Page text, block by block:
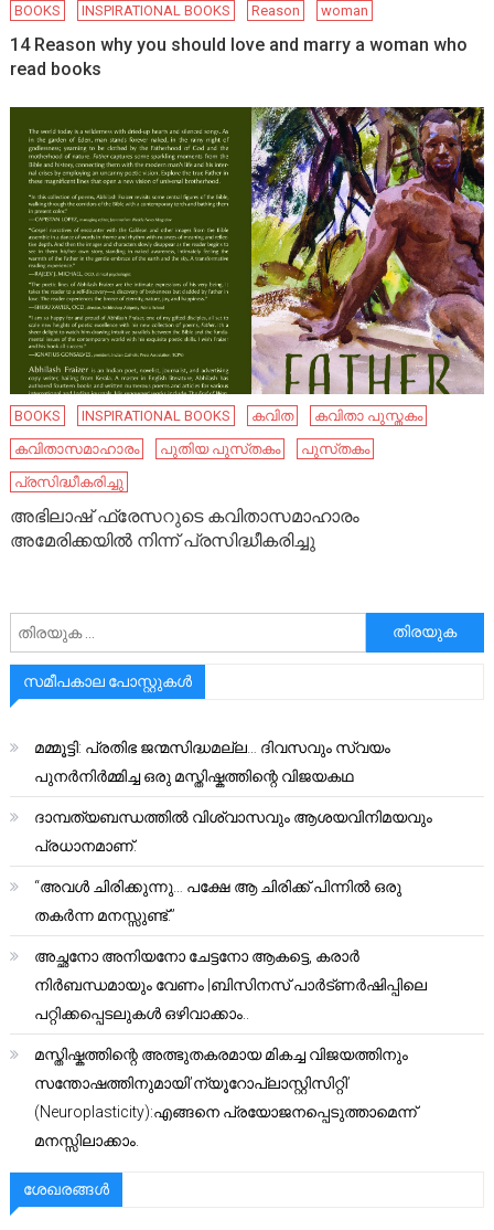
BOOKS INSPIRATIONAL BOOKS Reason woman
14 Reason why you should love and marry a woman who
read books
BOOKS INSPIRATIONAL BOOKS കവിത
കവിതാ പുസ്തകം
കവിതാസമാഹാരം
പുതിയ പുസ്‌തകം
പുസ്‌തകം
പ്രസിദ്ധീകരിച്ചു
അഭിലാഷ് ഫ്രേസറുടെ കവിതാസമാഹാരം
അമേരിക്കയിൽ നിന്ന് പ്രസിദ്ധീകരിച്ചു
അനേഷിക്കുക
സമീപകാല പോസ്റ്റുകൾ
മമ്മൂട്ടി: പ്രതിഭ ജന്മസിദ്ധമല്ല… ദിവസവും സ്വയം
പുനർനിർമ്മിച്ച ഒരു മസ്തിഷ്കത്തിന്റെ വിജയകഥ
ദാമ്പത്യബന്ധത്തിൽ വിശ്വാസവും ആശയവിനിമയവും
പ്രധാനമാണ്.
“അവൾ ചിരിക്കുന്നു… പക്ഷേ ആ ചിരിക്ക് പിന്നിൽ ഒരു
തകർന്ന മനസ്സുണ്ട്.”
അച്ഛനോ അനിയനോ ചേട്ടനോ ആകട്ടെ, കരാർ
നിർബന്ധമായും വേണം |ബിസിനസ് പാർട്ണർഷിപ്പിലെ
പറ്റിക്കപ്പെടലുകൾ ഒഴിവാക്കാം..
മസ്തിഷ്കത്തിന്റെ അത്ഭുതകരമായ മികച്ച വിജയത്തിനും
സന്തോഷത്തിനുമായി’ന്യൂറോപ്ലാസ്റ്റിസിറ്റി’
(Neuroplasticity):എങ്ങനെ പ്രയോജനപ്പെടുത്താമെന്ന്
മനസ്സിലാക്കാം.
ശേഖരങ്ങൾ